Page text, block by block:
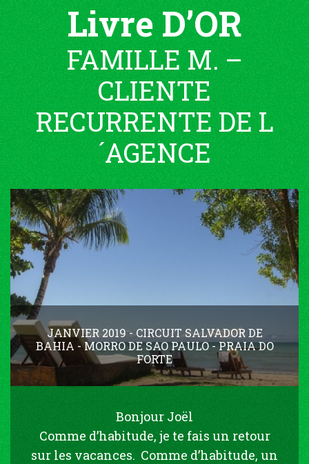
Livre D’OR
FAMILLE M. –
CLIENTE
RECURRENTE DE L
´AGENCE
JANVIER 2019 - CIRCUIT SALVADOR DE
BAHIA - MORRO DE SAO PAULO - PRAIA DO
FORTE
Bonjour Joël
Comme d’habitude, je te fais un retour
sur les vacances. Comme d’habitude, un